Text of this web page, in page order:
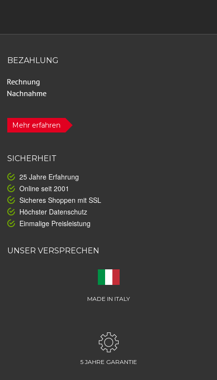
BEZAHLUNG
Mehr erfahren
SICHERHEIT
25 Jahre Erfahrung
Online seit 2001
Sicheres Shoppen mit SSL
Höchster Datenschutz
Einmalige Preisleistung
UNSER VERSPRECHEN
MADE IN ITALY
5 JAHRE GARANTIE